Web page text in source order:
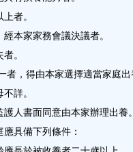
者。
本家家務會議決議者。
。
者，得由本家選擇適當家庭
詳。
護人書面同意由本家辦理出養
具備下列條件：